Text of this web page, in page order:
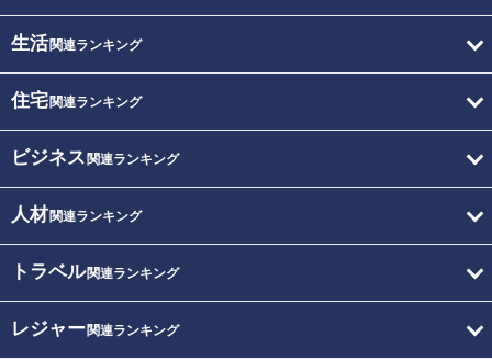
生活関連ランキング
住宅関連ランキング
ビジネス 関連ランキング
人材関連ランキング
トラベル関連ランキング
レジャー関連ランキング